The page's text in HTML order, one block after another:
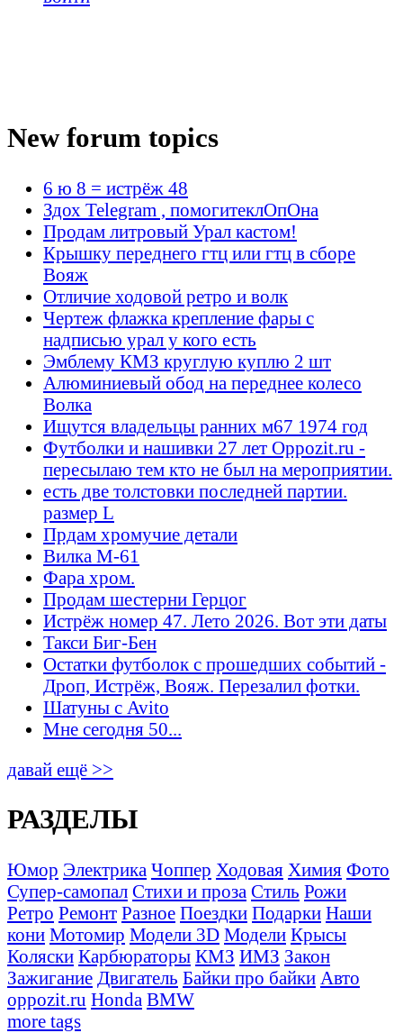
New forum topics
6 ю 8 = истрёж 48
Здох Telegram , помогитеклОпОна
Продам литровый Урал кастом!
Крышку переднего гтц или гтц в сборе
Вояж
Отличие ходовой ретро и волк
Чертеж флажка крепление фары с
надписью урал у кого есть
Эмблему КМЗ круглую куплю 2 шт
Алюминиевый обод на переднее колесо
Волка
Ищутся владельцы ранних м67 1974 год
Футболки и нашивки 27 лет Oppozit.ru -
пересылаю тем кто не был на мероприятии.
есть две толстовки последней партии.
размер L
Прдам хромучие детали
Вилка М-61
Фара хром.
Продам шестерни Герцог
Истрёж номер 47. Лето 2026. Вот эти даты
Такси Биг-Бен
Остатки футболок с прошедших событий -
Дроп, Истрёж, Вояж. Перезалил фотки.
Шатуны с Avito
Мне сегодня 50...
давай ещё >>
РАЗДЕЛЫ
Юмор Электрика Чоппер Ходовая Химия Фото
Супер-самопал Стихи и проза Стиль Рожи
Ретро Ремонт Разное Поездки Подарки Наши
кони Мотомир Модели 3D Модели Крысы
Коляски Карбюраторы КМЗ ИМЗ Закон
Зажигание Двигатель Байки про байки Авто
oppozit.ru Honda BMW
more tags